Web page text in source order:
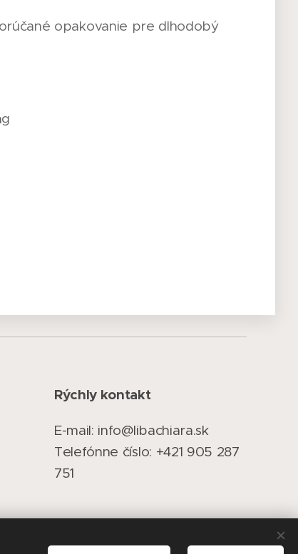
opakovanie pre dlhodobý
Rýchly kontakt
E-mail: info@libachiara.sk
Telefónne číslo: +421 905 287
751